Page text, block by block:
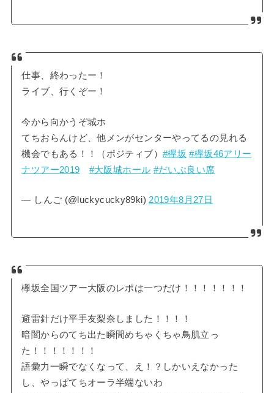
仕事、終わったー！
ライブ、行くぞー！
今から向かうぞ城ホ
てちおらんけど、他メンがセンターやってるの見れる
機会でもある！！（ポジティブ） #欅坂 #欅坂46アリー
ナツアー2019
#大阪城ホール #だいぶ良い席
— しんご (@luckycucky89ki)2019年8月27日
欅坂全国ツアー大阪のレポは一つだけ！！！！！！！
避雷針だけ平手友梨奈しました！！！！
暗闇からのてち出た瞬間めちゃくちゃ鳥肌立っ
た！！！！！！！
語彙力一瞬でなくなって、え！？しかいえなかった
し、やっぱてちオーラ半端ないわ